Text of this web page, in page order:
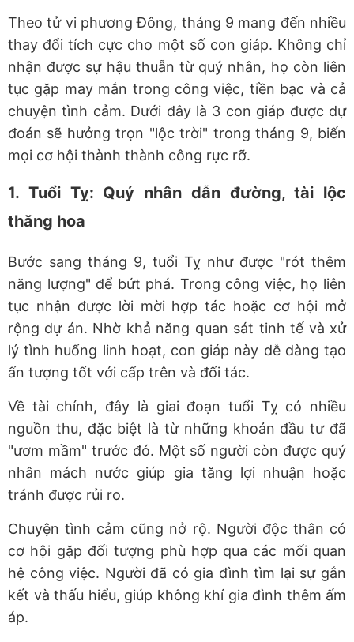
Theo tử vi phương Đông, tháng 9 mang đến nhiều
thay đổi tích cực cho một số con giáp. Không chỉ
nhận được sự hậu thuẫn từ quý nhân, họ còn liên
tục gặp may mắn trong công việc, tiền bạc và cả
chuyện tình cảm. Dưới đây là 3 con giáp được dự
đoán sẽ hưởng trọn "lộc trời" trong tháng 9, biến
mọi cơ hội thành thành công rực rỡ.
1. Tuổi Tỵ: Quý nhân dẫn đường, tài lộc
thăng hoa
Bước sang tháng 9, tuổi Tỵ như được "rót thêm
năng lượng" để bứt phá. Trong công việc, họ liên
tục nhận được lời mời hợp tác hoặc cơ hội mở
rộng dự án. Nhờ khả năng quan sát tinh tế và xử
lý tình huống linh hoạt, con giáp này dễ dàng tạo
ấn tượng tốt với cấp trên và đối tác.
Về tài chính, đây là giai đoạn tuổi Tỵ có nhiều
nguồn thu, đặc biệt là từ những khoản đầu tư đã
"ươm mầm" trước đó. Một số người còn được quý
nhân mách nước giúp gia tăng lợi nhuận hoặc
tránh được rủi ro.
Chuyện tình cảm cũng nở rộ. Người độc thân có
cơ hội gặp đối tượng phù hợp qua các mối quan
hệ công việc. Người đã có gia đình tìm lại sự gắn
kết và thấu hiểu, giúp không khí gia đình thêm ấm
áp.